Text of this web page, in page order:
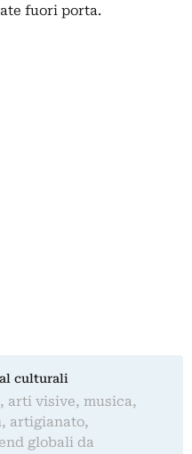
fuori porta.
culturali
arti visive, musica,
artigianato,
globali da